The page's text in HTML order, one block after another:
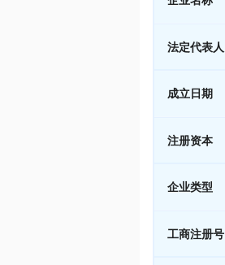
法定代表人
成立日期
注册资本
企业类型
工商注册号